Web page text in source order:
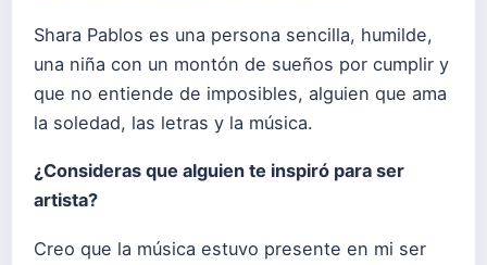
Shara Pablos es una persona sencilla, humilde,
una niña con un montón de sueños por cumplir y
que no entiende de imposibles, alguien que ama
la soledad, las letras y la música.
¿Consideras que alguien te inspiró para ser
artista?
Creo que la música estuvo presente en mi ser